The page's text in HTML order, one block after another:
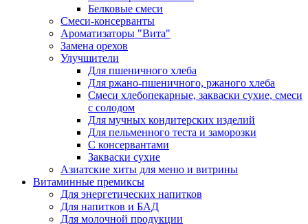
Белковые смеси
Смеси-консерванты
Ароматизаторы "Вита"
Замена орехов
Улучшители
Для пшеничного хлеба
Для ржано-пшеничного, ржаного хлеба
Смеси хлебопекарные, закваски сухие, смеси
с солодом
Для мучных кондитерских изделий
Для пельменного теста и заморозки
С консервантами
Закваски сухие
Азиатские хиты для меню и витрины
Витаминные премиксы
Для энергетических напитков
Для напитков и БАД
Для молочной продукции